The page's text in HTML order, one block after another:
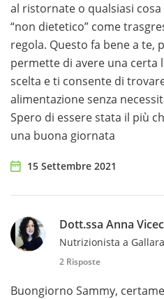
al ristornate o qualsiasi
“non dietetico” come
regola. Questo fa bene a te,
permette di avere una certa
scelta e ti consente di
alimentazione senza
Spero di essere stata il più
una buona giornata
15 Settembre 2021
Dott.ssa Anna
Nutrizionista a
2 Risposte
Buongiorno Sammy,